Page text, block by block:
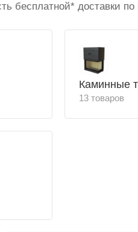
бесплатной* доставки
Каминные
13 товаров